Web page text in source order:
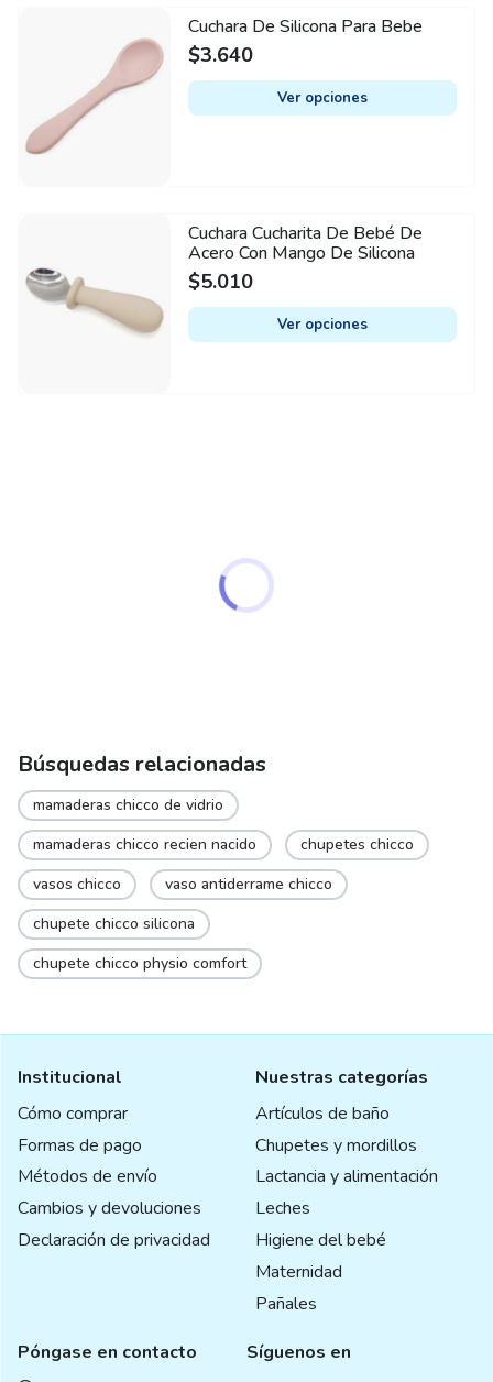
may
be
chosen
the
Cuchara De Silicona Para Bebe
$3.640
Ver opciones
This
product
has
multiple
may
be
chosen
on
the
Cuchara Cucharita De Bebé De
Acero Con Mango De Silicona
$5.010
Ver opciones
This
product
has
multiple
variants.
product
page
Búsquedas relacionadas
mamaderas chicco de vidrio
mamaderas chicco recien nacido
chupetes chicco
vasos chicco
vaso antiderrame chicco
chupete chicco silicona
chupete chicco physio comfort
Institucional
Cómo comprar
Formas de pago
Métodos de envío
Cambios y devoluciones
Declaración de privacidad
Nuestras categorías
Artículos de baño
Chupetes y mordillos
Lactancia y alimentación
Leches
Higiene del bebé
Maternidad
Pañales
Póngase en contacto
Síguenos en